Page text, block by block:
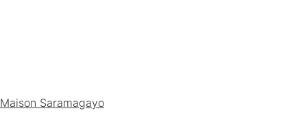
Maison Saramagayo